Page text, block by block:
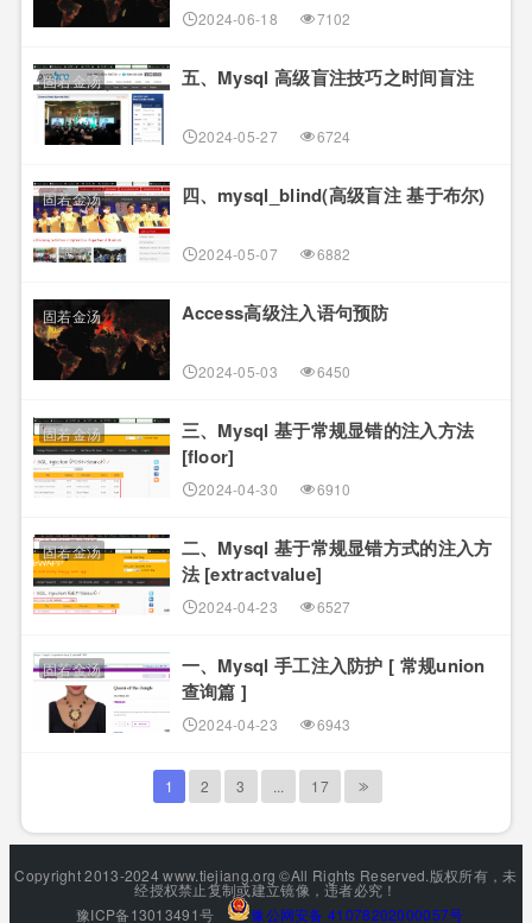
2024-06-18 7102
固若金汤 五、Mysql 高级盲注技巧之时间盲注
2024-05-27 6724
固若金汤 四、mysql_blind(高级盲注 基于布尔)
2024-05-07 6882
固若金汤 Access高级注入语句预防
2024-05-03 6450
固若金汤
三、Mysql 基于常规显错的注入方法
[floor]
2024-04-30 6910
固若金汤
二、Mysql 基于常规显错方式的注入方
法 [extractvalue]
2024-04-23 6527
固若金汤
一、Mysql 手工注入防护 [ 常规union
查询篇 ]
2024-04-23 6943
1 2 3 ... 17
Copyright 2013-2024 www.tiejiang.org ©All Rights Reserved.版权所有，未
经授权禁止复制或建立镜像，违者必究！
豫ICP备13013491号
豫公网安备 41078202000057号